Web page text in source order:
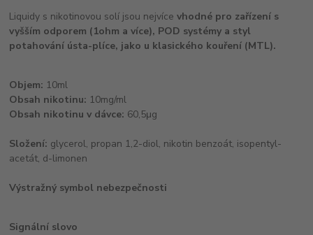
Liquidy s nikotinovou solí jsou nejvícevhodné pro zařízení s
vyšším odporem (1ohm a více), POD systémy a styl
potahování ústa-plíce, jako u klasického kouření (MTL).
Objem: 10ml
Obsah nikotinu: 10mg/ml
Obsah nikotinu v dávce: 60,5μg
Složení: glycerol, propan 1,2-diol, nikotin benzoát, isopentyl-
acetát, d-limonen
Výstražný symbol nebezpečnosti
Signální slovo